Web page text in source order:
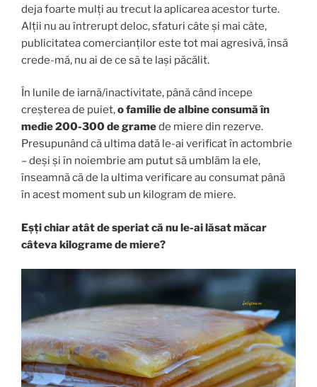
deja foarte mulți au trecut la aplicarea acestor turte.
Alții nu au întrerupt deloc, sfaturi câte și mai câte,
publicitatea comercianților este tot mai agresivă, însă
crede-mă, nu ai de ce să te lași păcălit.
În lunile de iarnă/inactivitate, până când începe
creșterea de puiet,o familie de albine consumă în
medie 200-300 de gramede miere din rezerve.
Presupunând că ultima dată le-ai verificat în actombrie
– deși și în noiembrie am putut să umblăm la ele,
înseamnă că de la ultima verificare au consumat până
în acest moment sub un kilogram de miere.
Eșți chiar atât de speriat că nu le-ai lăsat măcar
câteva kilograme de miere?